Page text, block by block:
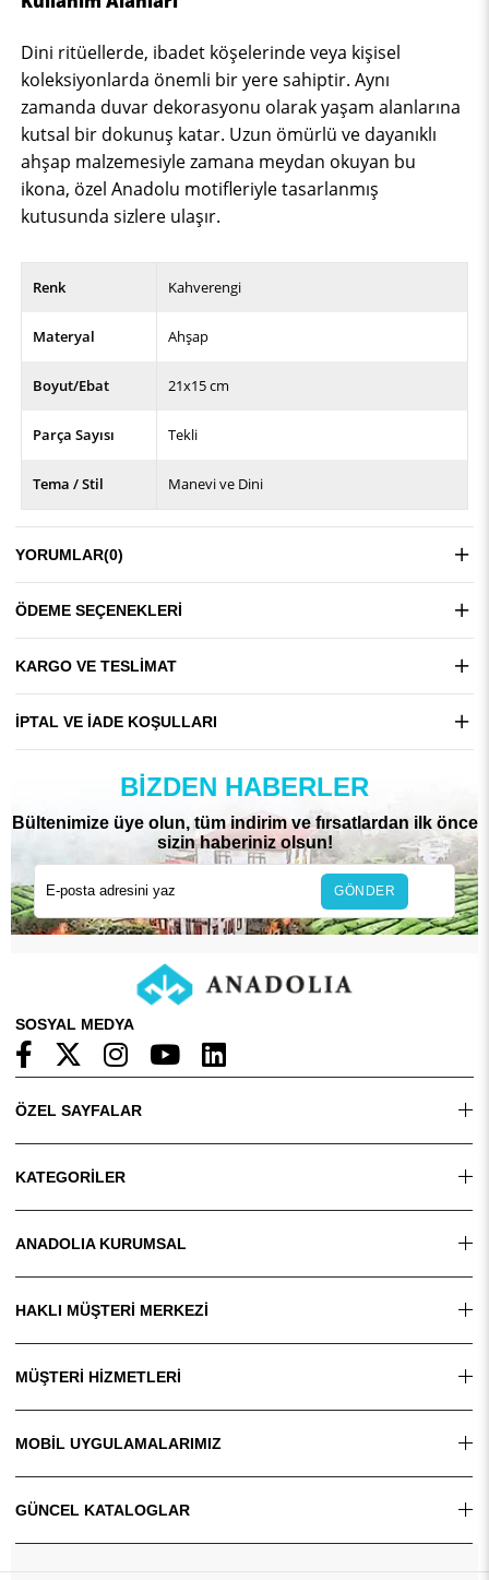
Dini ritüellerde, ibadet köşelerinde veya kişisel
koleksiyonlarda önemli bir yere sahiptir. Aynı
zamanda duvar dekorasyonu olarak yaşam alanlarına
kutsal bir dokunuş katar. Uzun ömürlü ve dayanıklı
ahşap malzemesiyle zamana meydan okuyan bu
ikona, özel Anadolu motifleriyle tasarlanmış
kutusunda sizlere ulaşır.
Renk Kahverengi
Materyal Ahşap
Boyut/Ebat 21x15 cm
Parça Sayısı Tekli
Tema / Stil Manevi ve Dini
YORUMLAR(0)
ÖDEME SEÇENEKLERI
KARGO VE TESLIMAT
İPTAL VE İADE KOŞULLARI
BIZDEN HABERLER
Bültenimize üye olun, tüm indirim ve fırsatlardan ilk önce
sizin haberiniz olsun!
GÖNDER
SOSYAL MEDYA
ÖZEL SAYFALAR
KATEGORİLER
ANADOLIA KURUMSAL
HAKLI MÜŞTERİ MERKEZİ
MÜŞTERİ HİZMETLERİ
MOBİL UYGULAMALARIMIZ
GÜNCEL KATALOGLAR